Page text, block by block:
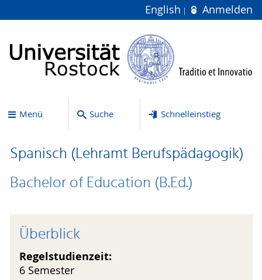
English Anmelden
Menü Suche Schnelleinstieg
Spanisch (Lehramt Berufspädagogik)
Bachelor of Education (B.Ed.)
Überblick
Regelstudienzeit:
6 Semester